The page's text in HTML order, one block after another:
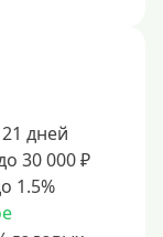
дней
30 000 ₽
1.5%